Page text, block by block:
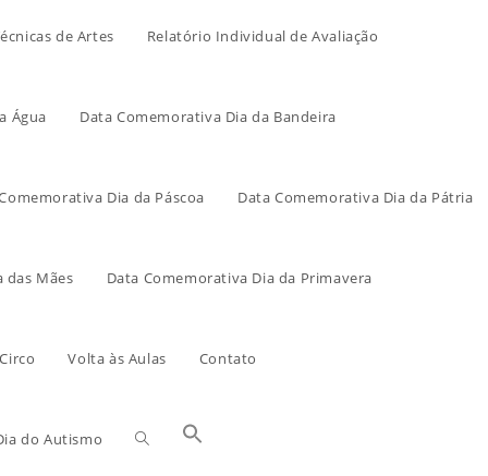
de Artes Relatório Individual de Avaliação
Água Data Comemorativa Dia da Bandeira
Dia da Páscoa Data Comemorativa Dia da Pátria
das Mães Data Comemorativa Dia da Primavera
Volta às Aulas Contato
do Autismo